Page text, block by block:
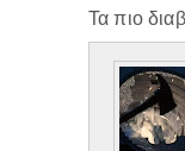
Τα πιο